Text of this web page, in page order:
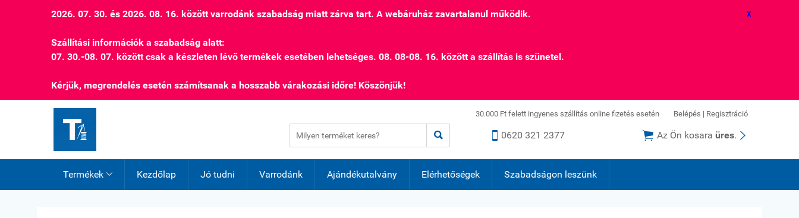
2026. 07. 30. és 2026. 08. 16. között varrodánk szabadság miatt zárva tart. A webáruház zavartalanul működik.
Szállítási információk a szabadság alatt:
07. 30.-08. 07. között csak a készleten lévő termékek esetében lehetséges. 08. 08-08. 16. között a szállítás is szünetel.
Kérjük, megrendelés esetén számítsanak a hosszabb várakozási időre! Köszönjük!
X
  0620 321 2377  Az Ön kosara üres. 
30.000 Ft felett ingyenes szállítás online fizetés esetén Belépés | Regisztráció
Termékek  Kezdőlap Jó tudni Varrodánk Ajándékutalvány Elérhetőségek Szabadságon leszünk